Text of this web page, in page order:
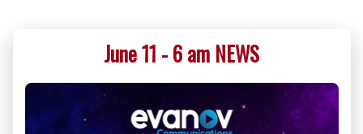
June 11 - 6 am NEWS